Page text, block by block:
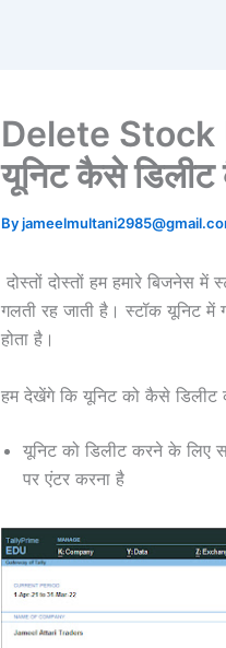
Delete Stock
यूनिट कैसे
By
दोस्तों दोस्तों हम हमारे बिजनेस
गलती रह जाती है। स्टॉक यूनिट
होता है।
हम देखेंगे कि यूनिट को कैसे
यूनिट को डिलीट करने के लिए
पर एंटर करना है